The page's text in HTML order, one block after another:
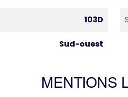
103D
Sud-ouest
MENTIONS